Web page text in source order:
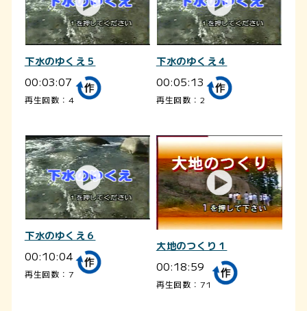
下水のゆくえ５
00:03:07
再生回数：4
下水のゆくえ４
00:05:13
再生回数：2
下水のゆくえ６
00:10:04
再生回数：7
大地のつくり１
00:18:59
再生回数：71